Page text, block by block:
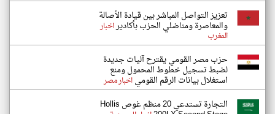
تعزيز التواصل المباشر بين قيادة الأصالة
والمعاصرة ومناضلي الحزب بأكاديراخبار
المغرب
حزب مصر القومي يقترح آليات جديدة
لضبط تسجيل خطوط المحمول ومنع
استغلال بيانات الرقم القومياخبار مصر
التجارة تستدعي 20 منظم غوص Hollis